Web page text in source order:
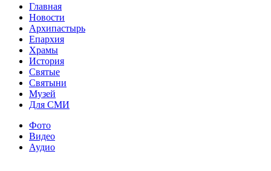
Главная
Новости
Архипастырь
Епархия
Храмы
История
Святые
Святыни
Музей
Для СМИ
Фото
Видео
Аудио